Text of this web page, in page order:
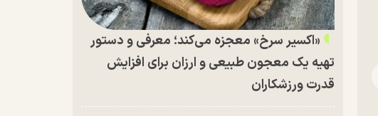
«اکسیر سرخ» معجزه می‌کند؛ معرفی و دستور
تهیه یک معجون طبیعی و ارزان برای افزایش
قدرت ورزشکاران